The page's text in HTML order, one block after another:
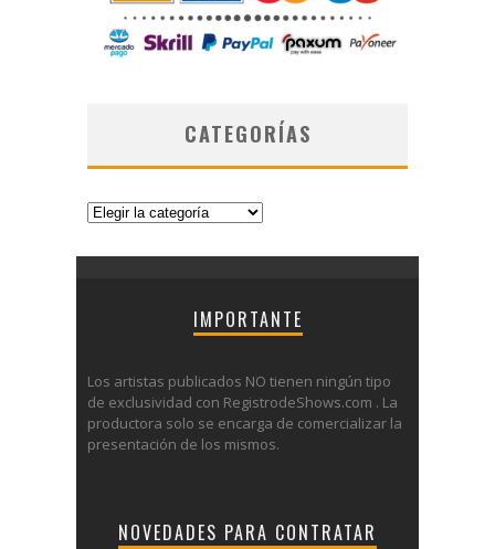
CATEGORÍAS
Categorías
IMPORTANTE
Los artistas publicados NO tienen ningún tipo
de exclusividad con RegistrodeShows.com . La
productora solo se encarga de comercializar la
presentación de los mismos.
NOVEDADES PARA CONTRATAR